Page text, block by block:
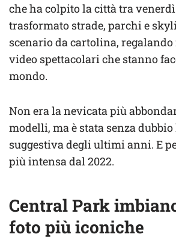
che ha colpito la città tra venerdì
trasformato strade, parchi e
scenario da cartolina,
video spettacolari che stanno
mondo.
Non era la nevicata più
modelli, ma è stata senza
suggestiva degli ultimi anni. E
più intensa dal 2022.
Central Park
foto più iconiche